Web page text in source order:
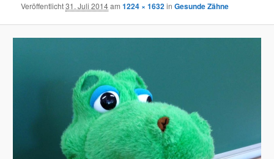
Veröffentlicht31. Juli 2014am1224 × 1632inGesunde Zähne